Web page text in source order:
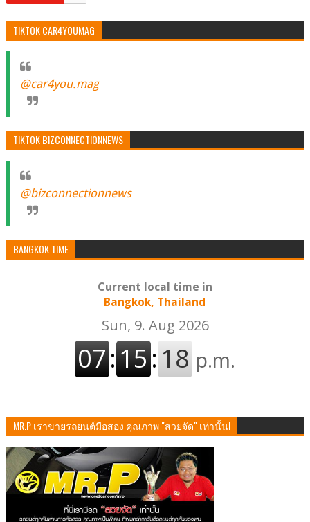
TIKTOK CAR4YOUMAG
@car4you.mag
TIKTOK BIZCONNECTIONNEWS
@bizconnectionnews
BANGKOK TIME
Current local time in
Bangkok, Thailand
MR.P เราขายรถยนต์มือสอง คุณภาพ "สวยจัด" เท่านั้น!